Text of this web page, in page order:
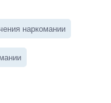
наркомании